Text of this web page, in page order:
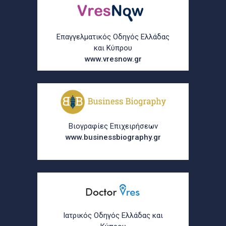
Επαγγελματικός Οδηγός Ελλάδας
και Κύπρου
www.vresnow.gr
Βιογραφίες Επιχειρήσεων
www.businessbiography.gr
Ιατρικός Οδηγός Ελλάδας και